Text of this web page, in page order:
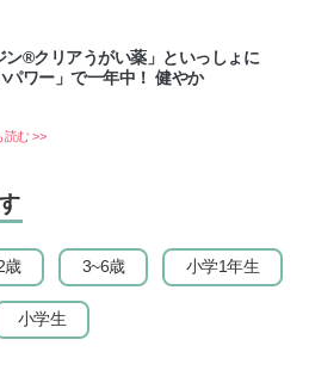
ン®クリアうがい薬」といっしょに
パワー」で一年中！ 健やか
読む >>
歳 3~6歳 小学1年生
小学生